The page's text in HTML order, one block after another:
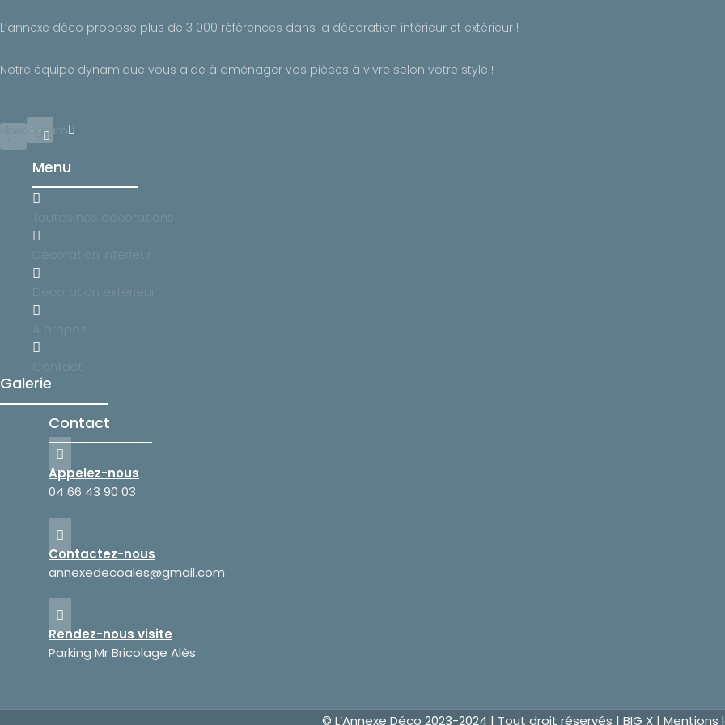
L’annexe déco propose plus de 3 000 références dans la décoration intérieur et extérieur !
Notre équipe dynamique vous aide à aménager vos pièces à vivre selon votre style !
Instagram
Menu
Toutes nos décorations
Décoration intérieur
Décoration extérieur
A propos
Contact
Galerie
Contact
Appelez-nous
04 66 43 90 03
Contactez-nous
annexedecoales@gmail.com
Rendez-nous visite
Parking Mr Bricolage Alès
© L’Annexe Déco 2023-2024 | Tout droit réservés | BIG X | Mentions